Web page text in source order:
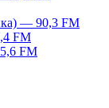
— 90,3 FM
FM
FM